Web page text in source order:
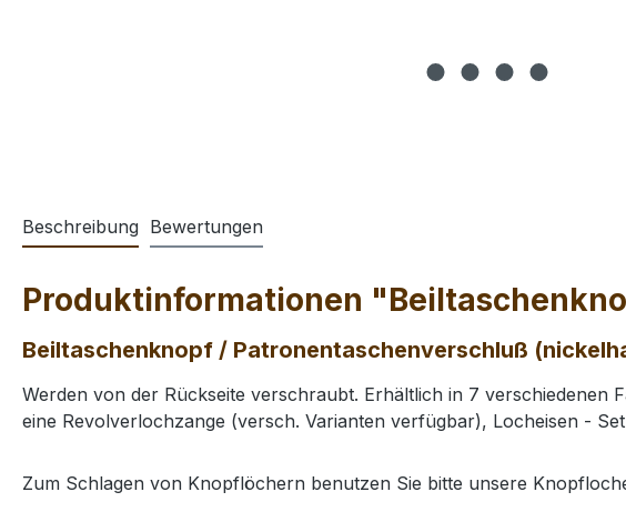
Beschreibung Bewertungen
Produktinformationen
Beiltaschenknopf / Patronentaschenverschluß
Werden von der Rückseite verschraubt. Erhältlich in 7
eine Revolverlochzange (versch. Varianten verfügbar), Locheisen -
Zum Schlagen von Knopflöchern benutzen Sie bitte unsere